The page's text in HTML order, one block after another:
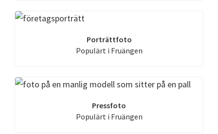
Porträttfoto
Populärt i Fruängen
Pressfoto
Populärt i Fruängen